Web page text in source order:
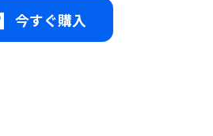
今すぐ購入